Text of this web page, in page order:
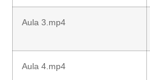
Aula 3.mp4
Aula 4.mp4